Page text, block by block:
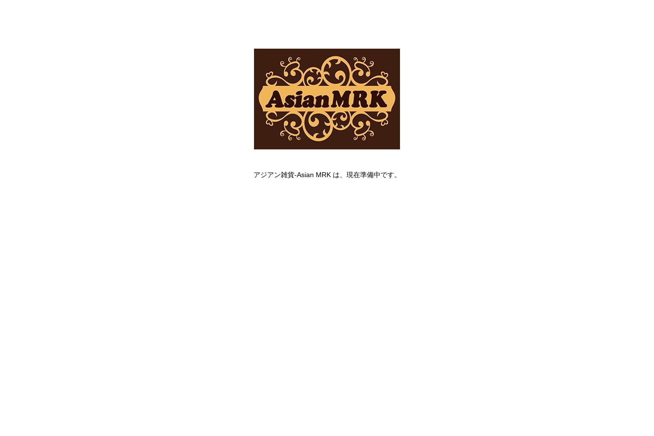
アジアン雑貨-Asian MRK は、現在準備中です。